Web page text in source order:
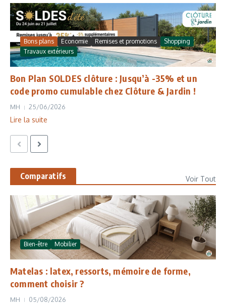
Bons plans Economie Remises et promotions
Shopping
Travaux extérieurs
Bon Plan SOLDES clôture : Jusqu’à -35% et un
code promo cumulable chez Clôture & Jardin !
MH 25/06/2026
Lire la suite
Comparatifs Voir Tout
Bien-être Mobilier
Matelas : latex, ressorts, mémoire de forme,
comment choisir ?
MH 05/08/2026